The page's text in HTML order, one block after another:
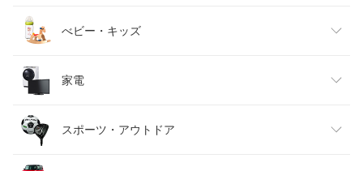
ベビーファッション
インナー・下着・ナイトウェア
バッグ・小物・ブランド雑貨
水・ソフトドリンク
ビール・洋酒
ワイン
ダイエット・健康
医薬品・コンタクト・介護
美容・コスメ・香水
べビー・キッズ
キッズ・ベビー・マタニティ
おもちゃ
家電
家電
スポーツ・アウトドア